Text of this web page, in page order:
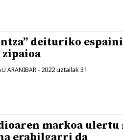
deituriko
ARANIBAR - 2022 uztailak 31
markoa ulertu